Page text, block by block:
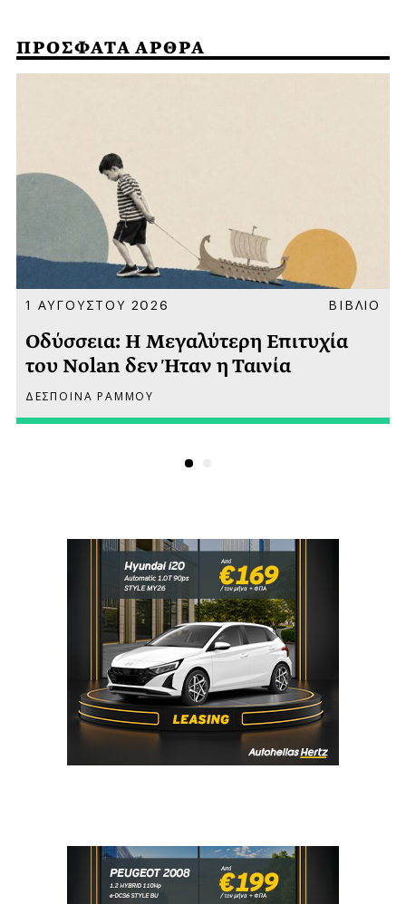
ΠΡΟΣΦΑΤΑ ΑΡΘΡΑ
1 ΑΥΓΟΥΣΤΟΥ 2026 ΒΙΒΛΙΟ
Οδύσσεια: Η Μεγαλύτερη Επιτυχία
του Nolan δεν Ήταν η Ταινία
ΔΕΣΠΟΙΝΑ ΡΑΜΜΟΥ